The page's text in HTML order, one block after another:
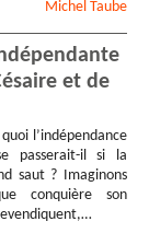
Michel Taube
et de
l’indépendance
passerait-il si la
saut ? Imaginons
conquière son